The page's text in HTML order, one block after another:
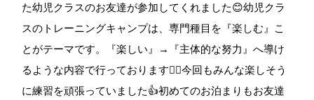
た幼児クラスのお友達が参加してくれました😊幼児クラ
スのトレーニングキャンプは、専門種目を『楽しむ』こ
とがテーマです。『楽しい』→『主体的な努力』へ導け
るような内容で行っております🏃‍♂️今回もみんな楽しそう
に練習を頑張っていました👍初めてのお泊まりもお友達